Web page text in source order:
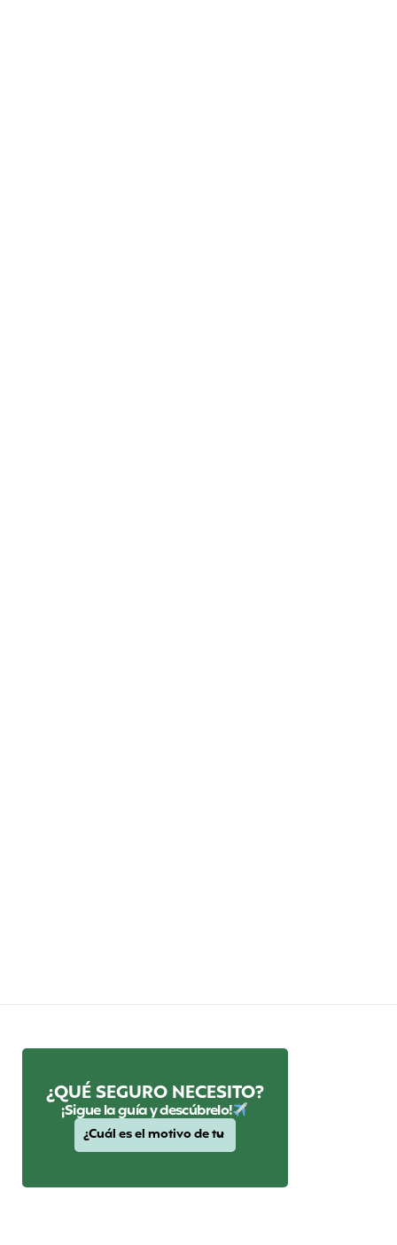
¿QUÉ SEGURO NECESITO?
¡Sigue la guía y descúbrelo!